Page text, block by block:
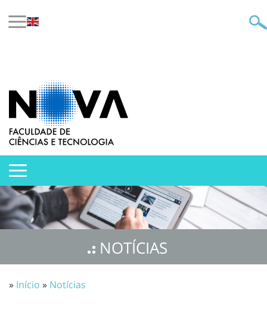
NOTÍCIAS
» Início » Notícias